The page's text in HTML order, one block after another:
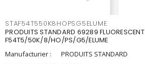
STAF54T550K8HOPSG5ELUME
PRODUITS STANDARD 69289 FLUORESCENT
F54T5/50K/8/HO/PS/G5/ELUME
Manufacturier :
PRODUITS STANDARD